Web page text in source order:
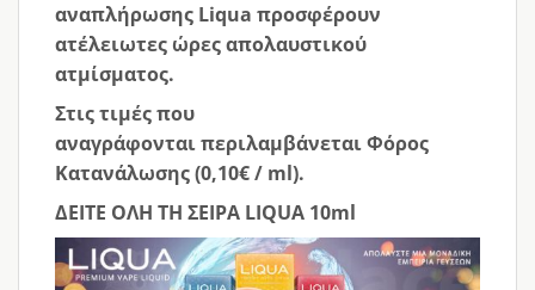
αναπλήρωσης Liqua προσφέρουν
ατέλειωτες ώρες απολαυστικού
ατμίσματος.
Στις τιμές που
αναγράφονταιπεριλαμβάνεται Φόρος
Κατανάλωσης (0,10€ / ml).
ΔΕΙΤΕ ΟΛΗ ΤΗ ΣΕΙΡΑ LIQUA 10ml